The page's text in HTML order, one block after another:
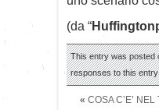
(da “
This entry was posted
responses to this
« COSA C’E’